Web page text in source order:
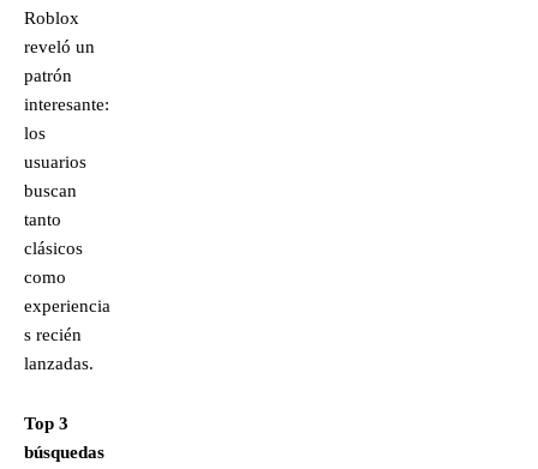
Roblox
reveló un
patrón
interesante:
los
usuarios
buscan
tanto
clásicos
como
experiencia
s recién
lanzadas.
Top 3
búsquedas